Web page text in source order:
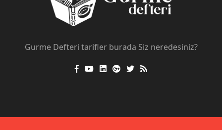
Gurme Defteri tarifler burada Siz neredesiniz?